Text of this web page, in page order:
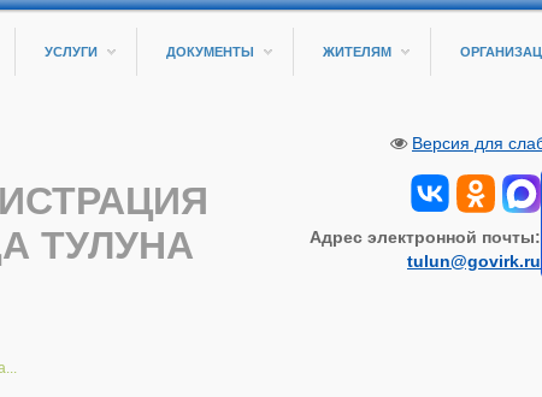
УСЛУГИ ДОКУМЕНТЫ ЖИТЕЛЯМ
ТУЛУНА
Адрес электронной почты:
tulun@govirk.ru
Версия для